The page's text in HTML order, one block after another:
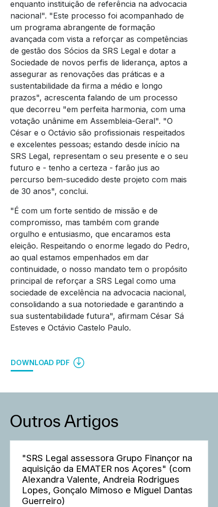
enquanto instituição de referência na advocacia
nacional". "Este processo foi acompanhado de
um programa abrangente de formação
avançada com vista a reforçar as competências
de gestão dos Sócios da SRS Legal e dotar a
Sociedade de novos perfis de liderança, aptos a
assegurar as renovações das práticas e a
sustentabilidade da firma a médio e longo
prazos", acrescenta falando de um processo
que decorreu "em perfeita harmonia, com uma
votação unânime em Assembleia-Geral". "O
César e o Octávio são profissionais respeitados
e excelentes pessoas; estando desde início na
SRS Legal, representam o seu presente e o seu
futuro e - tenho a certeza - farão jus ao
percurso bem-sucedido deste projeto com mais
de 30 anos", conclui.
"É com um forte sentido de missão e de
compromisso, mas também com grande
orgulho e entusiasmo, que encaramos esta
eleição. Respeitando o enorme legado do Pedro,
ao qual estamos empenhados em dar
continuidade, o nosso mandato tem o propósito
principal de reforçar a SRS Legal como uma
sociedade de excelência na advocacia nacional,
consolidando a sua notoriedade e garantindo a
sua sustentabilidade futura", afirmam César Sá
Esteves e Octávio Castelo Paulo.
DOWNLOAD PDF
Outros Artigos
"SRS Legal assessora Grupo Finançor na
aquisição da EMATER nos Açores" (com
Alexandra Valente, Andreia Rodrigues
Lopes, Gonçalo Mimoso e Miguel Dantas
Guerreiro)